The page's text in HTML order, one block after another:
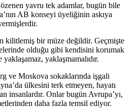
yavru tek adamlar, bugün bile
AB konseyi üyeliğinin askıya
kilitlemiş bir müze değildir. Geçmişte
olduğu gibi kendisini korumak
yaklaşmamalıdır.
ve Moskova sokaklarında işgali
ülkesini terk etmeyen, hayatı
insanlardır. Onlar bugün Avrupa’yı,
daha fazla temsil ediyor.